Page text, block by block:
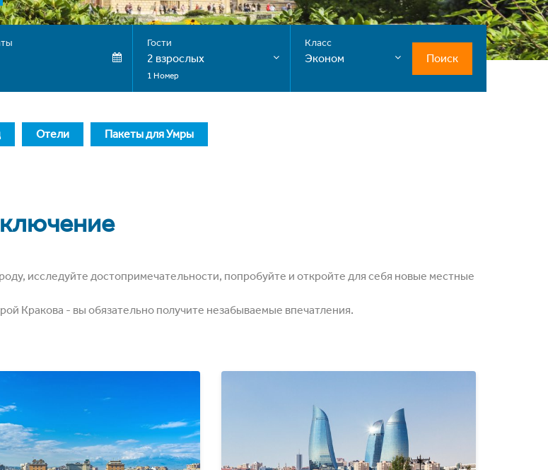
Гости
2 взрослых
1 Номер
Класс
Эконом Поиск
Отели Пакеты для Умры
исследуйте достопримечательности, попробуйте и откройте для себя новые местные
Кракова - вы обязательно получите незабываемые впечатления.